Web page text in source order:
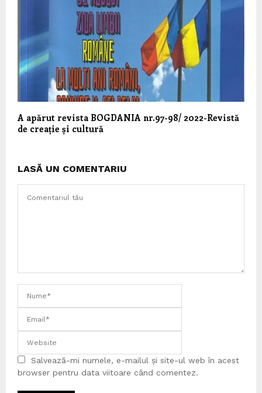
A apărut revista BOGDANIA nr.97-98/ 2022-Revistă
de creație și cultură
LASĂ UN COMENTARIU
Salvează-mi numele, e-mailul și site-ul web în acest
browser pentru data viitoare când comentez.